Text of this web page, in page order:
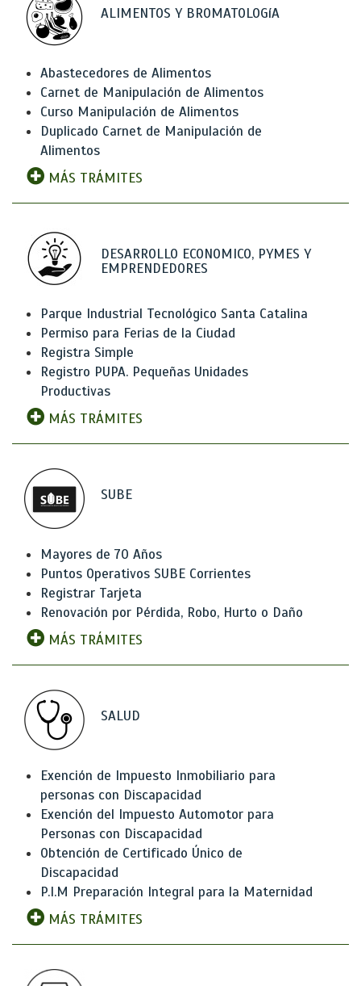
ALIMENTOS Y BROMATOLOGíA
Abastecedores de Alimentos
Carnet de Manipulación de Alimentos
Curso Manipulación de Alimentos
Duplicado Carnet de Manipulación de
Alimentos
MÁS TRÁMITES
DESARROLLO ECONOMICO, PYMES Y
EMPRENDEDORES
Parque Industrial Tecnológico Santa Catalina
Permiso para Ferias de la Ciudad
Registra Simple
Registro PUPA. Pequeñas Unidades
Productivas
MÁS TRÁMITES
SUBE
Mayores de 70 Años
Puntos Operativos SUBE Corrientes
Registrar Tarjeta
Renovación por Pérdida, Robo, Hurto o Daño
MÁS TRÁMITES
SALUD
Exención de Impuesto Inmobiliario para
personas con Discapacidad
Exención del Impuesto Automotor para
Personas con Discapacidad
Obtención de Certificado Único de
Discapacidad
P.I.M Preparación Integral para la Maternidad
MÁS TRÁMITES